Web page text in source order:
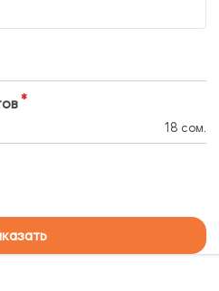
18 сом.